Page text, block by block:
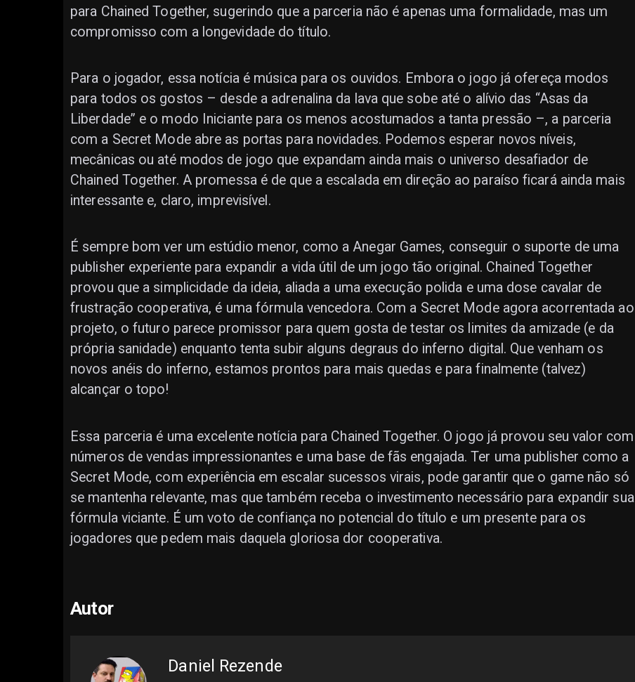
para Chained Together, sugerindo que a parceria não é apenas uma formalidade, mas um
compromisso com a longevidade do título.
Para o jogador, essa notícia é música para os ouvidos. Embora o jogo já ofereça modos
para todos os gostos – desde a adrenalina da lava que sobe até o alívio das “Asas da
Liberdade” e o modo Iniciante para os menos acostumados a tanta pressão –, a parceria
com a Secret Mode abre as portas para novidades. Podemos esperar novos níveis,
mecânicas ou até modos de jogo que expandam ainda mais o universo desafiador de
Chained Together. A promessa é de que a escalada em direção ao paraíso ficará ainda mais
interessante e, claro, imprevisível.
É sempre bom ver um estúdio menor, como a Anegar Games, conseguir o suporte de uma
publisher experiente para expandir a vida útil de um jogo tão original. Chained Together
provou que a simplicidade da ideia, aliada a uma execução polida e uma dose cavalar de
frustração cooperativa, é uma fórmula vencedora. Com a Secret Mode agora acorrentada ao
projeto, o futuro parece promissor para quem gosta de testar os limites da amizade (e da
própria sanidade) enquanto tenta subir alguns degraus do inferno digital. Que venham os
novos anéis do inferno, estamos prontos para mais quedas e para finalmente (talvez)
alcançar o topo!
Essa parceria é uma excelente notícia para Chained Together. O jogo já provou seu valor com
números de vendas impressionantes e uma base de fãs engajada. Ter uma publisher como a
Secret Mode, com experiência em escalar sucessos virais, pode garantir que o game não só
se mantenha relevante, mas que também receba o investimento necessário para expandir sua
fórmula viciante. É um voto de confiança no potencial do título e um presente para os
jogadores que pedem mais daquela gloriosa dor cooperativa.
Autor
Daniel Rezende